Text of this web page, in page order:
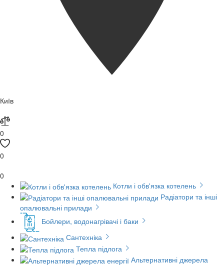
Київ
0
0
0
Котли і обв'язка котелень
Радіатори та інші
опалювальні прилади
Бойлери, водонагрівачі і баки
Сантехніка
Тепла підлога
Альтернативні джерела